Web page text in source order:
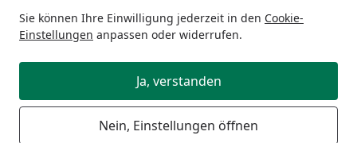
Sie können Ihre Einwilligung jederzeit in den Cookie-
Einstellungen anpassen oder widerrufen.
Ja, verstanden
Nein, Einstellungen öffnen
angemessenem Rahmen zu Hause testen. Das bedeutet,
Ausstellungsstück in einem Ladengeschäft auch machen
könnten. Die Prüfung der Ware beinhaltet beispielsweise
nicht, dass Schutzfolien und dergleichen entfernt